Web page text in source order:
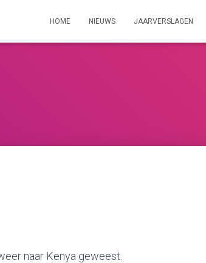
HOME NIEUWS JAARVERSLAGEN
naar Kenya geweest.